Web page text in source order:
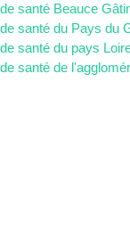
santé Beauce
santé du Pays du
santé du pays
santé de